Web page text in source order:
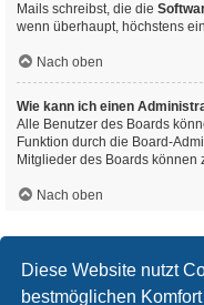
Diese Website nutzt
bestmöglichen
Mails schreibst, die die
wenn überhaupt, höchstens
Nach oben
Wie kann ich einen
Alle Benutzer des Boards
Funktion durch die Board-
Mitglieder des Boards können
Nach oben
Startseite Foren-Übersicht